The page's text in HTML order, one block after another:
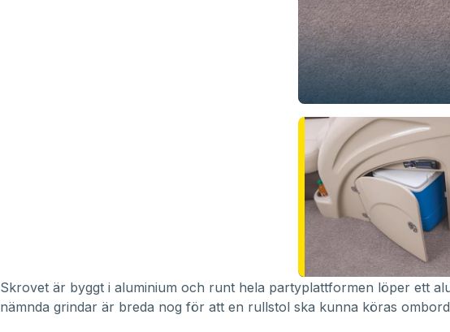
Skrovet är byggt i aluminium och runt hela partyplattformen löper ett
nämnda grindar är breda nog för att en rullstol ska kunna köras